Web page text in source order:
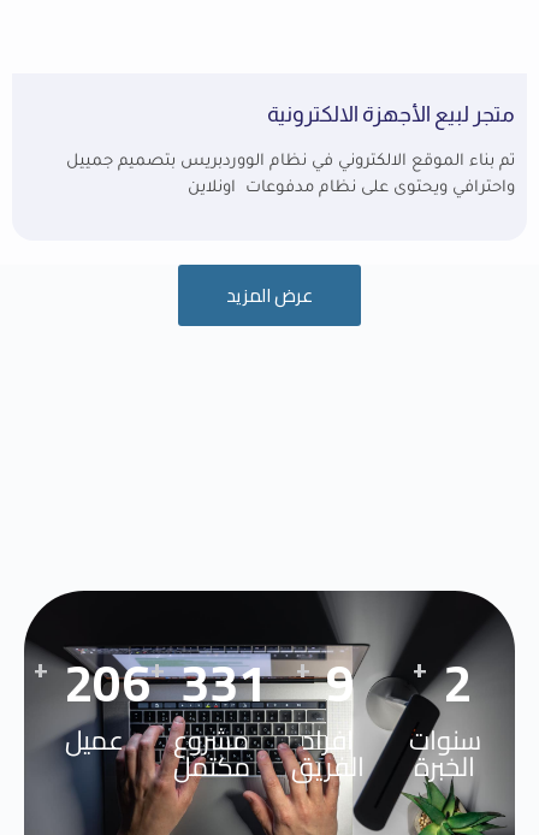
متجر لبيع الأجهزة الالكترونية
تم بناء الموقع الالكتروني في نظام الووردبريس بتصميم جمييل
واحترافي ويحتوى على نظام مدفوعات اونلاين
عرض المزيد
3
+
سنوات
الخبرة
12
+
افراد
الفريق
441
+
مشروع
مكتمل
269
+
عميل